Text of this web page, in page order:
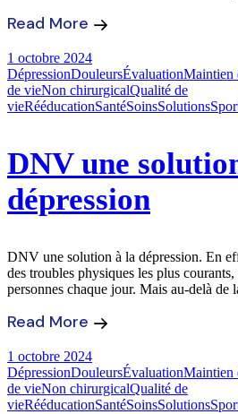
Read More
1 octobre 2024
DépressionDouleursÉvaluationMaintien
de vieNon chirurgicalQualité de
vieRééducationSantéSoinsSolutions
DNV une
dépression
DNV une solution à la dépression. En
des troubles physiques les plus
personnes chaque jour. Mais au-delà de
Read More
1 octobre 2024
DépressionDouleursÉvaluationMaintien
de vieNon chirurgicalQualité de
vieRééducationSantéSoinsSolutions